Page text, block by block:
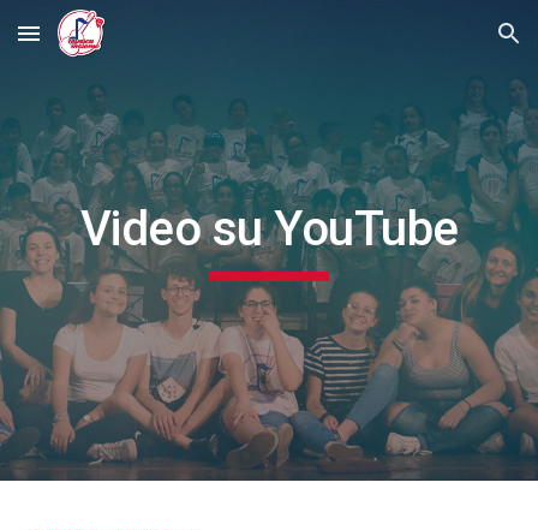
Skip to main content Skip to navigation
Video su YouTube